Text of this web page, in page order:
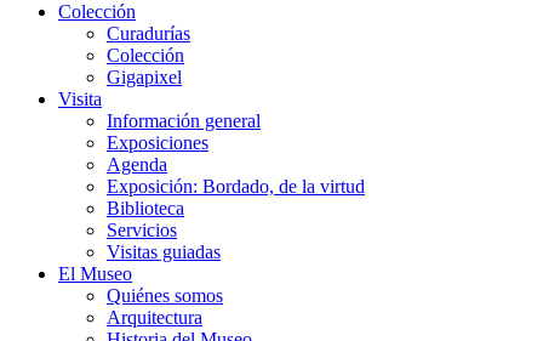
Colección
Curadurías
Colección
Gigapixel
Visita
Información general
Exposiciones
Agenda
Exposición: Bordado, de la virtud
Biblioteca
Servicios
Visitas guiadas
El Museo
Quiénes somos
Arquitectura